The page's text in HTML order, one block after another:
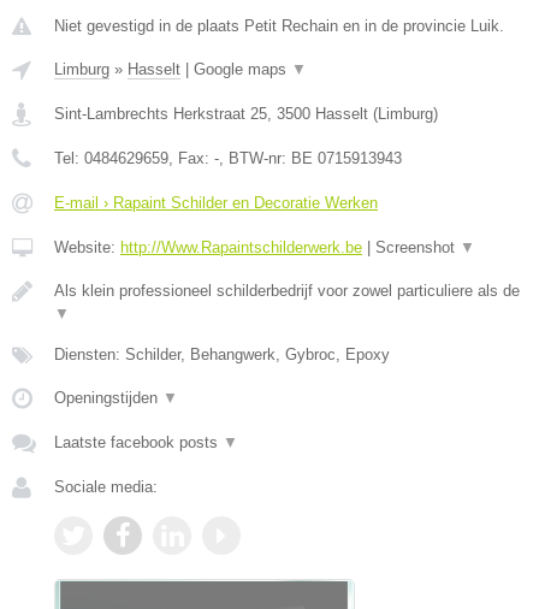
Niet gevestigd in de plaats Petit Rechain en in de provincie Luik.
Limburg » Hasselt Google maps ▼
Sint-Lambrechts Herkstraat 25, 3500 Hasselt (Limburg)
Tel: 0484629659, Fax: -, BTW-nr: BE 0715913943
E-mail › Rapaint Schilder en Decoratie Werken
Website: http://Www.Rapaintschilderwerk.be Screenshot ▼
Als klein professioneel schilderbedrijf voor zowel particuliere als de
▼
Diensten: Schilder, Behangwerk, Gybroc, Epoxy
Openingstijden ▼
Laatste facebook posts ▼
Sociale media: